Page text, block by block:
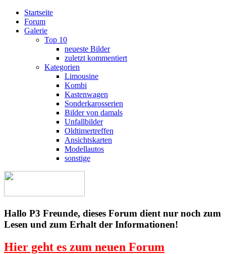
Startseite
Forum
Galerie
Top 10
neueste Bilder
zuletzt kommentiert
Kategorien
Limousine
Kombi
Kastenwagen
Sonderkarosserien
Bilder von damals
Unfallbilder
Oldtimertreffen
Ansichtskarten
Modellautos
sonstige
Hallo P3 Freunde, dieses Forum dient nur noch zum
Lesen und zum Erhalt der Informationen!
Hier geht es zum neuen Forum